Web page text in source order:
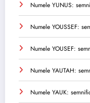
Numele YUNUS:
Numele YOUSSEF:
Numele YOUSEF:
Numele YAUTAH:
Numele YAUK: